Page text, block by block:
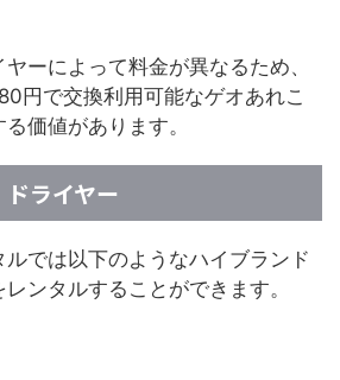
ーによって料金が異なるため、
円で交換利用可能なゲオあれこ
価値があります。
ライヤー
では以下のようなハイブランド
ンタルすることができます。